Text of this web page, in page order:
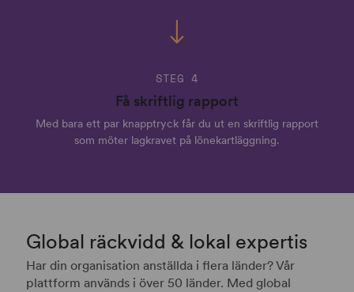
STEG 4
Få skriftlig rapport
Med bara ett par knapptryck får du ut en skriftlig rapport
som möter lagkravet på lönekartläggning.
Global räckvidd & lokal expertis
Har din organisation anställda i flera länder? Vår
plattform används i över 50 länder. Med global